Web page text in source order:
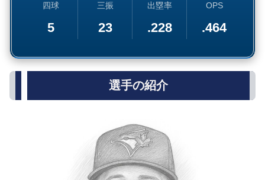
四球
5
三振
23
出塁率
.228
OPS
.464
選手の紹介